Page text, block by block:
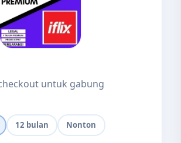
untuk gabung
12 bulan Nonton